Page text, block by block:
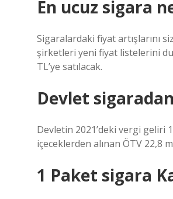
En ucuz sigara
Sigaralardaki fiyat artışlarını
şirketleri yeni fiyat listelerini
TL’ye satılacak.
Devlet
Devletin 2021’deki vergi geliri
içeceklerden alınan ÖTV 22,8
1 Paket sigara